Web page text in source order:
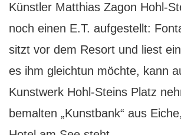
Künstler Matthias Zagon Hohl-
noch einen E.T. aufgestellt:
sitzt vor dem Resort und liest
es ihm gleichtun möchte, kann
Kunstwerk Hohl-Steins Platz
bemalten „Kunstbank“ aus